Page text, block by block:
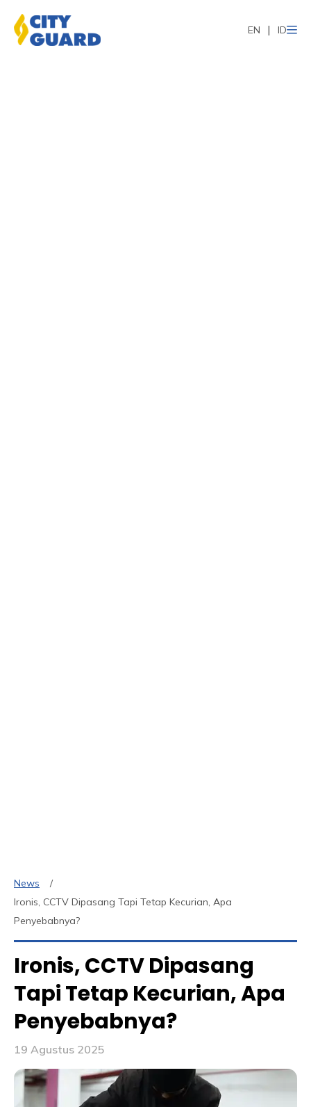
EN ID
News
Ironis, CCTV Dipasang Tapi Tetap Kecurian, Apa
Penyebabnya?
Ironis, CCTV Dipasang
Tapi Tetap Kecurian, Apa
Penyebabnya?
19 Agustus 2025